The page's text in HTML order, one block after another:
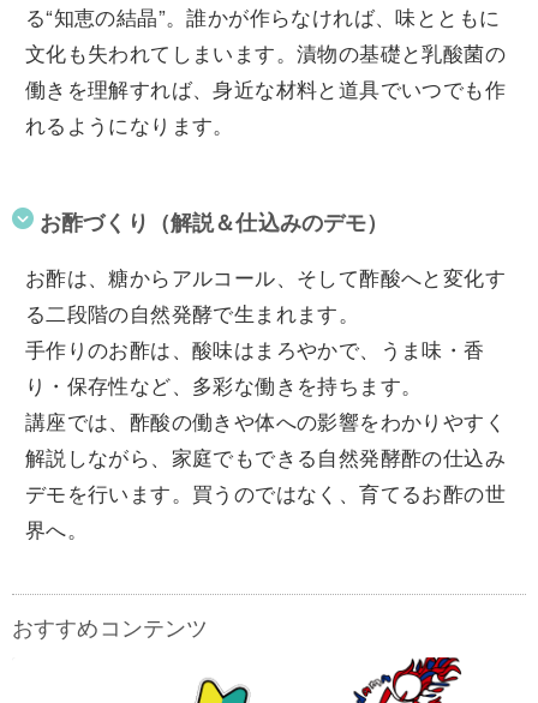
る“知恵の結晶”。誰かが作らなければ、味とともに
文化も失われてしまいます。漬物の基礎と乳酸菌の
働きを理解すれば、身近な材料と道具でいつでも作
れるようになります。
お酢づくり（解説＆仕込みのデモ）
お酢は、糖からアルコール、そして酢酸へと変化す
る二段階の自然発酵で生まれます。
手作りのお酢は、酸味はまろやかで、うま味・香
り・保存性など、多彩な働きを持ちます。
講座では、酢酸の働きや体への影響をわかりやすく
解説しながら、家庭でもできる自然発酵酢の仕込み
デモを行います。買うのではなく、育てるお酢の世
界へ。
おすすめコンテンツ